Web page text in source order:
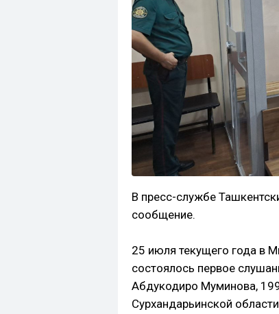
В пресс-службе
сообщение.
25 июля текущего года в
состоялось первое
Абдукодиро Муминова,
Сурхандарьинской